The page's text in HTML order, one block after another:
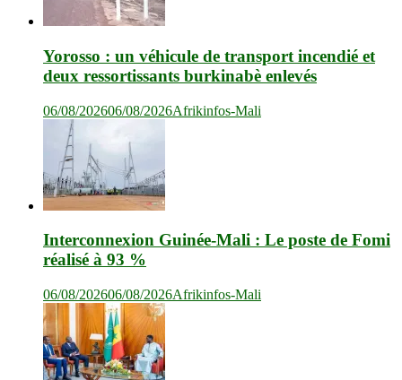
Yorosso : un véhicule de transport incendié et
deux ressortissants burkinabè enlevés
06/08/202606/08/2026Afrikinfos-Mali
Interconnexion Guinée-Mali : Le poste de Fomi
réalisé à 93 %
06/08/202606/08/2026Afrikinfos-Mali